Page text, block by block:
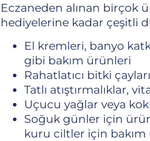
Eczaneden alınan birçok
hediyelerine kadar çeşitli
El kremleri, banyo
gibi bakım ürünleri
Rahatlatıcı bitki çayları
Tatlı atıştırmalıklar,
Uçucu yağlar veya
Soğuk günler için
kuru ciltler için